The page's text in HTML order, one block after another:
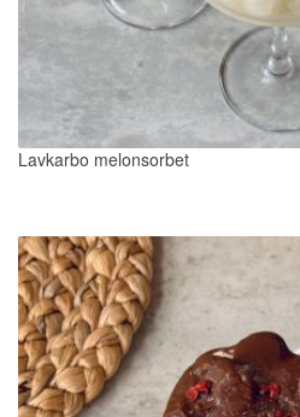
Lavkarbo melonsorbet